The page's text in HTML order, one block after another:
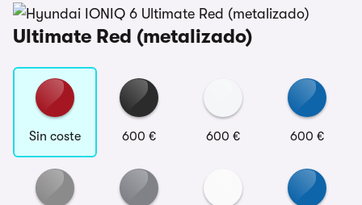
Ultimate Red (metalizado)
Sin coste 600 € 600 € 600 €